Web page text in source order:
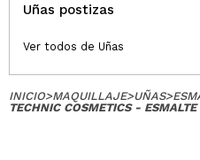
Uñas postizas
Ver todos de Uñas
INICIO>MAQUILLAJE>UÑAS>
TECHNIC COSMETICS -